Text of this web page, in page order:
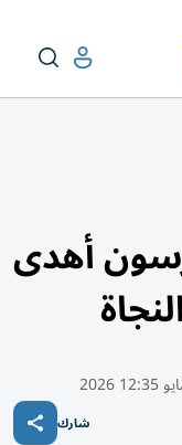
أهدى
شارك